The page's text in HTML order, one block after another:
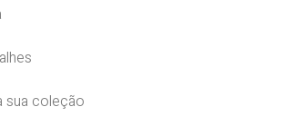
sua coleção